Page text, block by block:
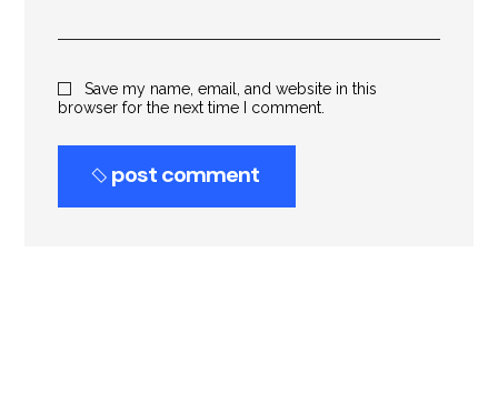
Save my name, email, and website in this
browser for the next time I comment.
post comment